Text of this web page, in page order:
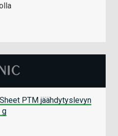
PTM jäähdytyslevyn
g